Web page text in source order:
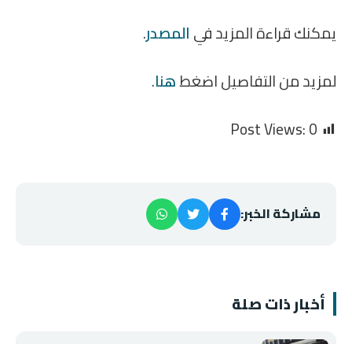
يمكنك قراءة المزيد فيالمصدر.
لمزيد من التفاصيل اضغطهنا.
Post Views:0
مشاركة الخبر:
أخبار ذات صلة